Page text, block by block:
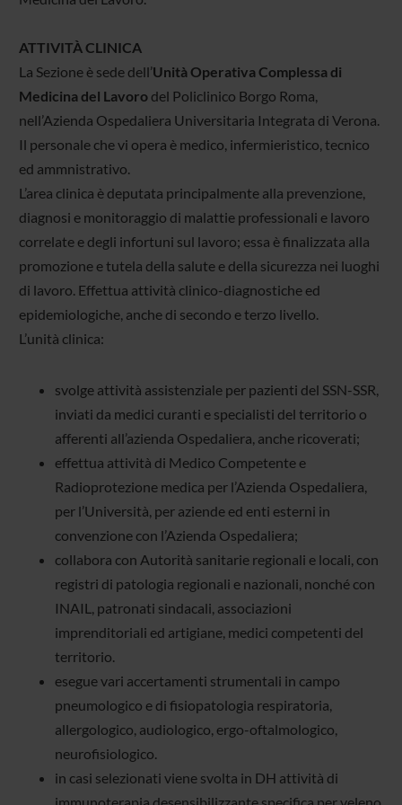
ATTIVITÀ CLINICA
La Sezione è sede dell’Unità Operativa Complessa di
Medicina del Lavorodel Policlinico Borgo Roma,
nell’Azienda Ospedaliera Universitaria Integrata di Verona.
Il personale che vi opera è medico, infermieristico, tecnico
ed ammnistrativo.
L’area clinica è deputata principalmente alla prevenzione,
diagnosi e monitoraggio di malattie professionali e lavoro
correlate e degli infortuni sul lavoro; essa è finalizzata alla
promozione e tutela della salute e della sicurezza nei luoghi
di lavoro. Effettua attività clinico-diagnostiche ed
epidemiologiche, anche di secondo e terzo livello.
L’unità clinica:
svolge attività assistenziale per pazienti del SSN-SSR,
inviati da medici curanti e specialisti del territorio o
afferenti all’azienda Ospedaliera, anche ricoverati;
effettua attività di Medico Competente e
Radioprotezione medica per l’Azienda Ospedaliera,
per l’Università, per aziende ed enti esterni in
convenzione con l’Azienda Ospedaliera;
collabora con Autorità sanitarie regionali e locali, con
registri di patologia regionali e nazionali, nonché con
INAIL, patronati sindacali, associazioni
imprenditoriali ed artigiane, medici competenti del
territorio.
esegue vari accertamenti strumentali in campo
pneumologico e di fisiopatologia respiratoria,
allergologico, audiologico, ergo-oftalmologico,
neurofisiologico.
in casi selezionati viene svolta in DH attività di